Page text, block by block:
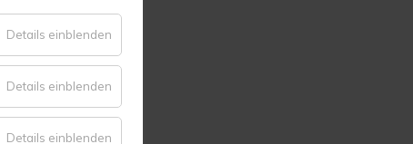
Details einblenden
Essenziell
Details einblenden
Komfort
Details einblenden